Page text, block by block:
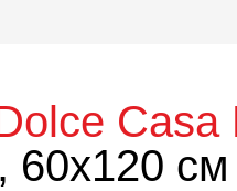
Casa
60x120 см